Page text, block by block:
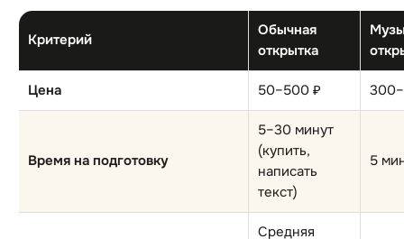
Критерий
Обычная
открытка
Цена 50–500 ₽
Время на подготовку
5–30 минут
(купить,
написать
текст)
5
Средняя